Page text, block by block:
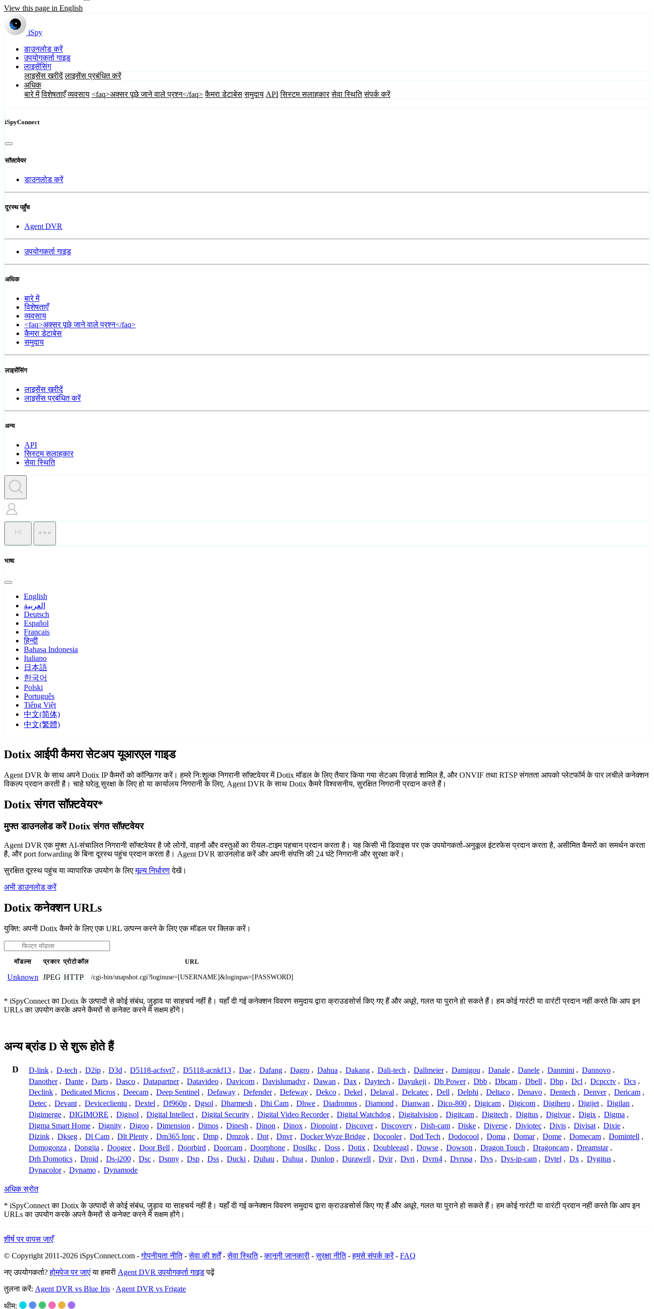
View this page in English
iSpy
डाउनलोड करें
उपयोगकर्ता गाइड
लाइसेंसिंग
लाइसेंस खरीदें लाइसेंस प्रबंधित करें
अधिक
बारे में विशेषताएँ व्यवसाय <faq>अक्सर पूछे जाने वाले प्रश्न</faq> कैमरा डेटाबेस समुदाय API सिस्टम सलाहकार सेवा स्थिति संपर्क करें
iSpyConnect
सॉफ़्टवेयर
डाउनलोड करें
दूरस्थ पहुँच
Agent DVR
उपयोगकर्ता गाइड
अधिक
बारे में
विशेषताएँ
व्यवसाय
<faq>अक्सर पूछे जाने वाले प्रश्न</faq>
कैमरा डेटाबेस
समुदाय
लाइसेंसिंग
लाइसेंस खरीदें
लाइसेंस प्रबंधित करें
अन्य
API
सिस्टम सलाहकार
सेवा स्थिति
HI
भाषा
English
العربية
Deutsch
Español
Français
हिन्दी
Bahasa Indonesia
Italiano
日本語
한국어
Polski
Português
Tiếng Việt
中文(简体)
中文(繁體)
Dotix आईपी कैमरा सेटअप यूआरएल गाइड
Agent DVR के साथ अपने Dotix IP कैमरों को कॉन्फ़िगर करें। हमरे निःशुल्क निगरानी सॉफ़्टवेयर में Dotix मॉडल के लिए तैयार किया गया सेटअप विज़ार्ड शामिल है, और ONVIF तथा RTSP संगतता आपको प्लेटफॉर्म के पार लचीले कनेक्शन
विकल्प प्रदान करती है। चाहे घरेलू सुरक्षा के लिए हो या कार्यालय निगरानी के लिए, Agent DVR के साथ Dotix कैमरे विश्वसनीय, सुरक्षित निगरानी प्रदान करते हैं।
Dotix संगत सॉफ़्टवेयर*
मुफ्त डाउनलोड करें Dotix संगत सॉफ़्टवेयर
Agent DVR एक मुफ्त AI-संचालित निगरानी सॉफ्टवेयर है जो लोगों, वाहनों और वस्तुओं का रीयल-टाइम पहचान प्रदान करता है। यह किसी भी डिवाइस पर एक उपयोगकर्ता-अनुकूल इंटरफेस प्रदान करता है, असीमित कैमरों का समर्थन करता
है, और port forwarding के बिना दूरस्थ पहुंच प्रदान करता है। Agent DVR डाउनलोड करें और अपनी संपत्ति की 24 घंटे निगरानी और सुरक्षा करें।
सुरक्षित दूरस्थ पहुंच या व्यापारिक उपयोग के लिएमूल्य निर्धारणदेखें।
अभी डाउनलोड करें
Dotix कनेक्शन URLs
युक्ति: अपनी Dotix कैमरे के लिए एक URL उत्पन्न करने के लिए एक मॉडल पर क्लिक करें।
मॉडल्स प्रकार प्रोटोकॉल URL
Unknown JPEG HTTP /cgi-bin/snapshot.cgi?loginuse=[USERNAME]&loginpas=[PASSWORD]
* iSpyConnect का Dotix के उत्पादों से कोई संबंध, जुड़ाव या साहचर्य नहीं है। यहाँ दी गई कनेक्शन विवरण समुदाय द्वारा क्राउडसोर्स किए गए हैं और अधूरे, गलत या पुराने हो सकते हैं। हम कोई गारंटी या वारंटी प्रदान नहीं करते कि आप इन
URLs का उपयोग करके अपने कैमरों से कनेक्ट करने में सक्षम होंगे।
अन्य ब्रांड D से शुरू होते हैं
D D-link , D-tech , D2ip , D3d , D5118-acfsvt7 , D5118-acnkf13 , Dae , Dafang , Dagro , Dahua , Dakang , Dali-tech , Dallmeier , Damigou , Danale , Danele , Danmini , Dannovo ,
Danother , Dante , Darts , Dasco , Datapartner , Datavideo , Davicom , Davislumadvr , Dawan , Dax , Daytech , Dayukeji , Db Power , Dbb , Dbcam , Dbell , Dbp , Dcl , Dcpcctv , Dcs ,
Declink , Dedicated Micros , Deecam , Deep Sentinel , Defaway , Defender , Defeway , Dekco , Dekel , Delaval , Delcatec , Dell , Delphi , Deltaco , Denavo , Dentech , Denver , Dericam ,
Detec , Devant , Deviceclientq , Dextel , Df960p , Dgsol , Dharmesh , Dhi Cam , Dhwe , Diadromos , Diamond , Dianwan , Dico-800 , Digicam , Digicom , Digihero , Digijet , Digilan ,
Digimerge , DIGIMORE , Digisol , Digital Intellect , Digital Security , Digital Video Recorder , Digital Watchdog , Digitalvision , Digitcam , Digitech , Digitus , Digivue , Digix , Digma ,
Digma Smart Home , Dignity , Digoo , Dimension , Dimos , Dinesh , Dinon , Dinox , Diopoint , Discover , Discovery , Dish-cam , Diske , Diverse , Diviotec , Divis , Divisat , Dixie ,
Dizink , Dkseg , Dl Cam , Dlt Plenty , Dm365 Ipnc , Dmp , Dmzok , Dnt , Dnvr , Docker Wyze Bridge , Docooler , Dod Tech , Dodocool , Doma , Domar , Dome , Domecam , Domintell ,
Domogonza , Dongjia , Doogee , Door Bell , Doorbird , Doorcam , Doorphone , Dosilkc , Doss , Dotix , Doubleeagl , Dowse , Dowson , Dragon Touch , Dragoncam , Dreamstar ,
Drh Domotics , Droid , Ds-i200 , Dsc , Dsnny , Dsp , Dss , Ducki , Duhau , Duhua , Dunlop , Durawell , Dvir , Dvri , Dvrn4 , Dvrusa , Dvs , Dvs-ip-cam , Dvtel , Dx , Dygitus ,
Dynacolor , Dynamo , Dynamode
अधिक स्रोत
* iSpyConnect का Dotix के उत्पादों से कोई संबंध, जुड़ाव या साहचर्य नहीं है। यहाँ दी गई कनेक्शन विवरण समुदाय द्वारा क्राउडसोर्स किए गए हैं और अधूरे, गलत या पुराने हो सकते हैं। हम कोई गारंटी या वारंटी प्रदान नहीं करते कि आप इन
URLs का उपयोग करके अपने कैमरों से कनेक्ट करने में सक्षम होंगे।
शीर्ष पर वापस जाएँ
© Copyright 2011-2026 iSpyConnect.com -गोपनीयता नीति-सेवा की शर्तें-सेवा स्थिति-कानूनी जानकारी -सुरक्षा नीति-हमसे संपर्क करें- FAQ
नए उपयोगकर्ता?होमपेज पर जाएंया हमारी Agent DVR उपयोगकर्ता गाइडपढ़ें
तुलना करें: Agent DVR vs Blue Iris · Agent DVR vs Frigate
थीम: